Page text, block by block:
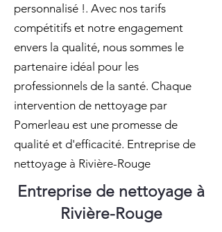
personnalisé !. Avec nos tarifs
compétitifs et notre engagement
envers la qualité, nous sommes le
partenaire idéal pour les
professionnels de la santé. Chaque
intervention de nettoyage par
Pomerleau est une promesse de
qualité et d'efficacité. Entreprise de
nettoyage à Rivière-Rouge
Entreprise de nettoyage à
Rivière-Rouge